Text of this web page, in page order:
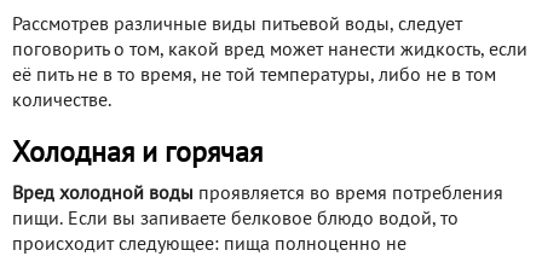
Рассмотрев различные виды питьевой воды, следует
поговорить о том, какой вред может нанести жидкость, если
её пить не в то время, не той температуры, либо не в том
количестве.
Холодная и горячая
Вред холодной воды проявляется во время потребления
пищи. Если вы запиваете белковое блюдо водой, то
происходит следующее: пища полноценно не